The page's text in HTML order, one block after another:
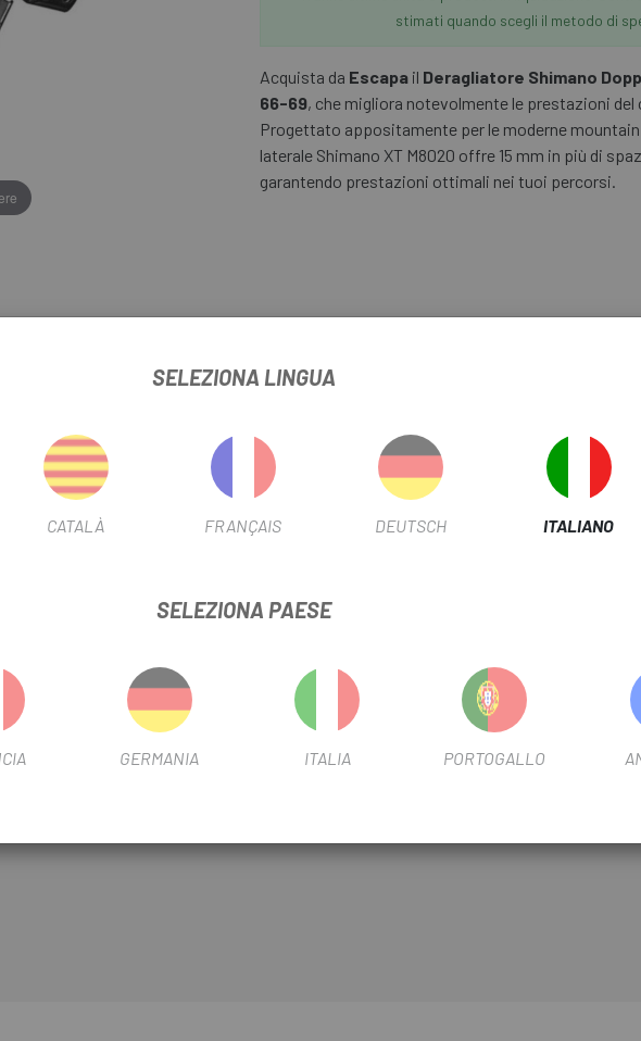
stimati quando scegli il metodo di
Acquista da Escapa il Deragliatore Shimano
66-69, che migliora notevolmente le prestazioni del
Progettato appositamente per le moderne
laterale Shimano XT M8020 offre 15 mm in più di
garantendo prestazioni ottimali nei tuoi percorsi.
DOBLE FD-M8020 DM SS FP 66-69
cambio leggera
e sospensione posteriore attiva
SELEZIONA LINGUA
CATALÀ FRANÇAIS DEUTSCH ITALIANO
SELEZIONA PAESE
GERMANIA ITALIA PORTOGALLO